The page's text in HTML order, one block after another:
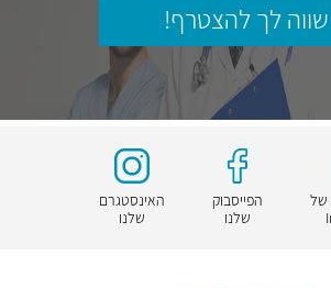
שווה לך להצטרף!
של
הפייסבוק
שלנו
האינסטגרם
שלנו